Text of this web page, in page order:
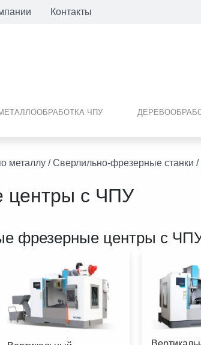
Контакты
ЧПУ
металлу /Сверлильно-фрезерные станки /
центры с ЧПУ
фрезерные центры с